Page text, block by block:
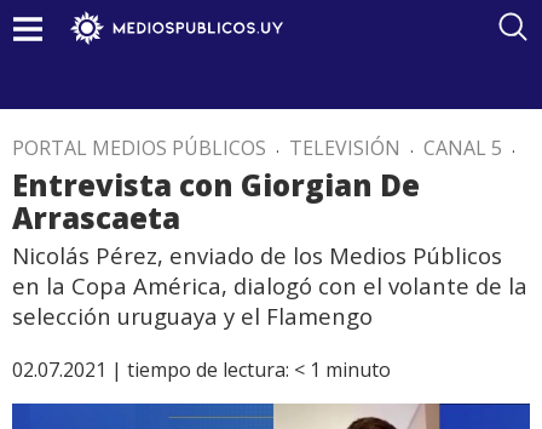
PORTAL MEDIOS PÚBLICOS . TELEVISIÓN . CANAL 5 .
Entrevista con Giorgian De
Arrascaeta
Nicolás Pérez, enviado de los Medios Públicos
en la Copa América, dialogó con el volante de la
selección uruguaya y el Flamengo
02.07.2021 | tiempo de lectura: < 1 minuto